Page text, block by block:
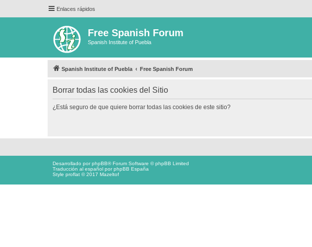
Enlaces rápidos
Free Spanish Forum
Spanish Institute of Puebla
Spanish Institute of Puebla Free Spanish Forum
Borrar todas las cookies del Sitio
¿Está seguro de que quiere borrar todas las cookies de este sitio?
Desarrollado porphpBB® Forum Software © phpBB Limited
Traducción al español porphpBB España
Style proflat © 2017 Mazeltof